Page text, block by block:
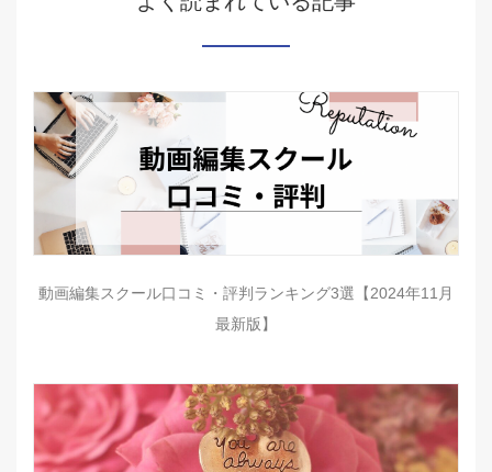
動画編集スクール口コミ・評判ランキング3選【2024年11月
最新版】